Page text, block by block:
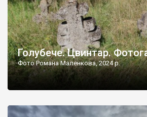
Голубече. Цвинтар.
Фото Романа Маленкова, 2024 р.